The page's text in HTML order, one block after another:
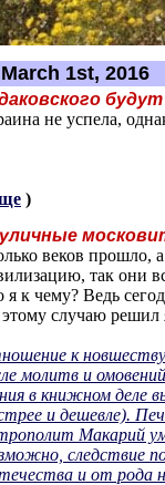
1st, 2016
не успела,
)
веков прошло,
так они
я к чему? Ведь
случаю решил
к новшеству
молитв и
в книжном деле
и дешевле).
Макарий
следствие
и от рода